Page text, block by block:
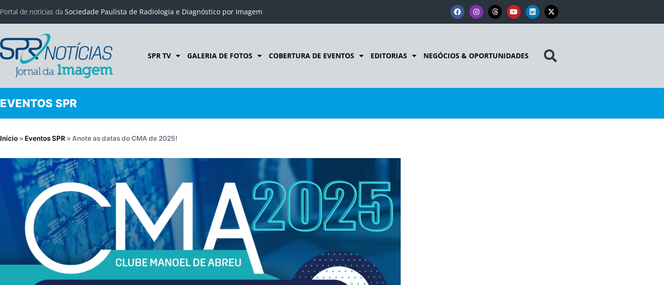
Portal de notícias da Sociedade Paulista de Radiologia e Diagnóstico por Imagem
SPR TV GALERIA DE FOTOS COBERTURA DE EVENTOS EDITORIAS NEGÓCIOS & OPORTUNIDADES
EVENTOS SPR
Início » Eventos SPR » Anote as datas do CMA de 2025!